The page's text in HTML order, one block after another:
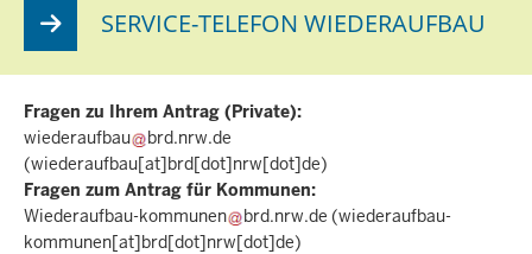
SERVICE-TELEFON WIEDERAUFBAU
Fragen zu Ihrem Antrag (Private):
wiederaufbau
brd.nrw.de
(wiederaufbau[at]brd[dot]nrw[dot]de)
Fragen zum Antrag für Kommunen:
Wiederaufbau-kommunen
brd.nrw.de (wiederaufbau-
kommunen[at]brd[dot]nrw[dot]de)